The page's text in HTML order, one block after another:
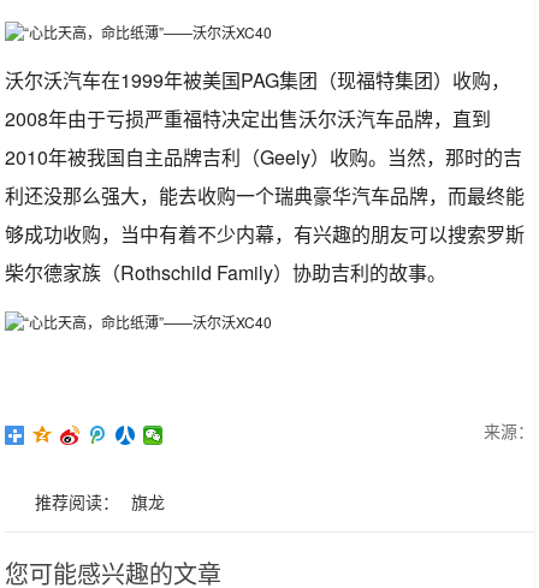
沃尔沃汽车在1999年被美国PAG集团（现福特集团）收购，
2008年由于亏损严重福特决定出售沃尔沃汽车品牌，直到
2010年被我国自主品牌吉利（Geely）收购。当然，那时的吉
利还没那么强大，能去收购一个瑞典豪华汽车品牌，而最终能
够成功收购，当中有着不少内幕，有兴趣的朋友可以搜索罗斯
柴尔德家族（Rothschild Family）协助吉利的故事。
来源：
推荐阅读： 旗龙
您可能感兴趣的文章